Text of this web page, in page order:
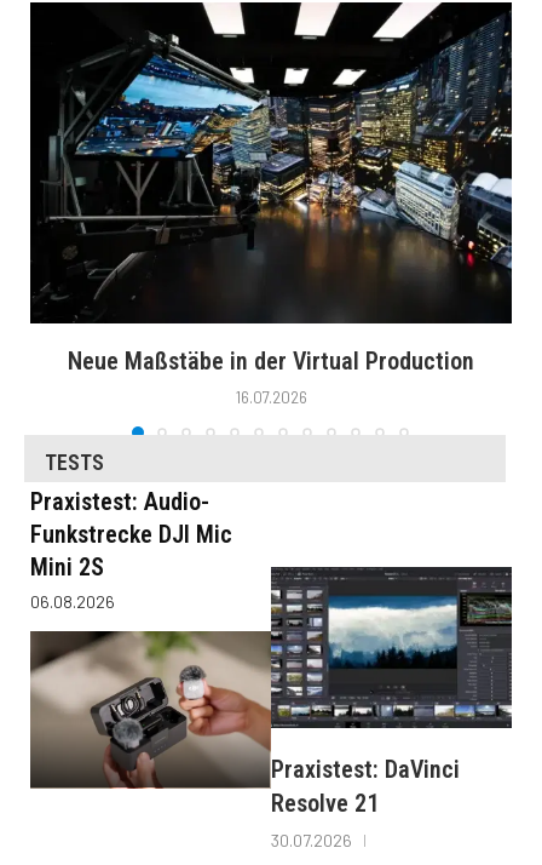
Neue Maßstäbe in der Virtual Production
16.07.2026
TESTS
Praxistest: Audio-
Funkstrecke DJI Mic
Mini 2S
06.08.2026
Praxistest: DaVinci
Resolve 21
30.07.2026